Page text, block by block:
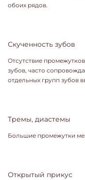
обоих рядов.
Скученность зубов
Отсутствие
зубов, часто
отдельных групп зубов
Тремы, диастемы
Большие промежутки
Открытый прикус